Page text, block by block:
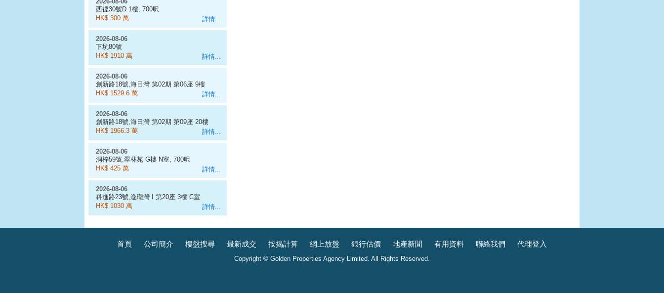
詳情...
西徑30號D 1樓, 700呎
HK$ 300 萬
詳情...
2026-08-06
下坑80號
HK$ 1910 萬
詳情...
2026-08-06
創新路18號,海日灣 第02期 第06座 9樓
D室
HK$ 1529.6 萬
詳情...
2026-08-06
創新路18號,海日灣 第02期 第09座 20樓
J室
HK$ 1966.3 萬
詳情...
2026-08-06
洞梓59號,翠林苑 G樓 N室, 700呎
HK$ 425 萬
詳情...
2026-08-06
科進路23號,逸瓏灣 I 第20座 3樓 C室
HK$ 1030 萬
首頁 公司簡介 樓盤搜尋 最新成交 按揭計算 網上放盤 銀行估價 地產新聞 有用資料 聯絡我們 代理登入
Copyright © Golden Properties Agency Limited. All Rights Reserved.